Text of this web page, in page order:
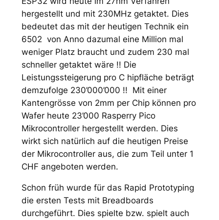
hergestellt und mit 230MHz getaktet. Dies
bedeutet das mit der heutigen Technik ein
6502 von Anno dazumal eine Million mal
weniger Platz braucht und zudem 230 mal
schneller getaktet wäre !! Die
Leistungssteigerung pro C hipfläche beträgt
demzufolge 230’000’000 !! Mit einer
Kantengrösse von 2mm per Chip können pro
Wafer heute 23’000 Rasperry Pico
Mikrocontroller hergestellt werden. Dies
wirkt sich natürlich auf die heutigen Preise
der Mikrocontroller aus, die zum Teil unter 1
CHF angeboten werden.
Schon früh wurde für das Rapid Prototyping
die ersten Tests mit Breadboards
durchgeführt. Dies spielte bzw. spielt auch